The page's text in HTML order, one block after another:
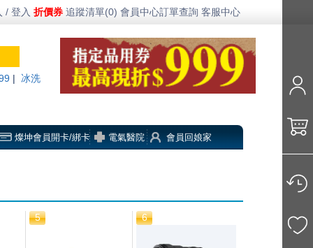
/ 登入 折價券 追蹤清單(0) 會員中心訂單查詢 客服中心
冰洗
燦坤會員開卡/綁卡 電氣醫院 會員回娘家
5 6